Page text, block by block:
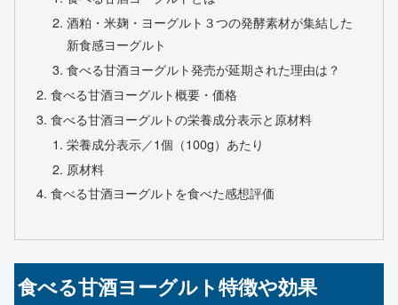
酒粕・米麹・ヨーグルト３つの発酵素材が集結した
新食感ヨーグルト
食べる甘酒ヨーグルト発売が延期された理由は？
食べる甘酒ヨーグルト概要・価格
食べる甘酒ヨーグルトの栄養成分表示と原材料
栄養成分表示／1個（100g）あたり
原材料
食べる甘酒ヨーグルトを食べた感想評価
食べる甘酒ヨーグルト特徴や効果